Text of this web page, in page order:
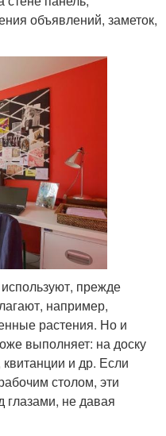
объявлений, заметок,
прежде
например,
растения. Но и
выполняет: на доску
и др. Если
столом, эти
глазами, не давая